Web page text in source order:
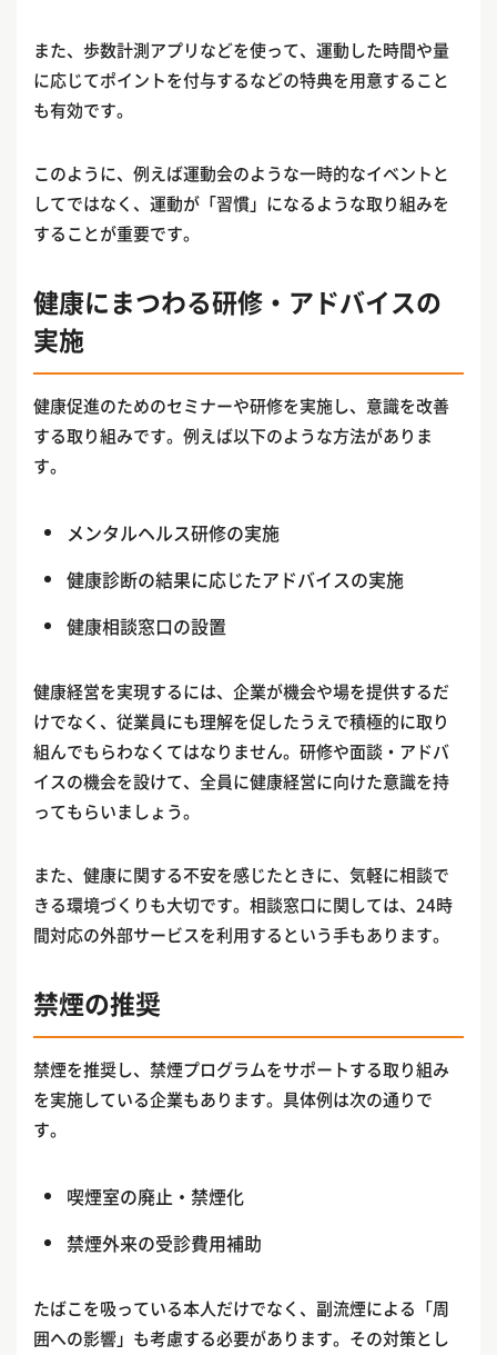
また、歩数計測アプリなどを使って、運動した時間や量
に応じてポイントを付与するなどの特典を用意すること
も有効です。
このように、例えば運動会のような一時的なイベントと
してではなく、運動が「習慣」になるような取り組みを
することが重要です。
健康にまつわる研修・アドバイスの
実施
健康促進のためのセミナーや研修を実施し、意識を改善
する取り組みです。例えば以下のような方法がありま
す。
メンタルヘルス研修の実施
健康診断の結果に応じたアドバイスの実施
健康相談窓口の設置
健康経営を実現するには、企業が機会や場を提供するだ
けでなく、従業員にも理解を促したうえで積極的に取り
組んでもらわなくてはなりません。研修や面談・アドバ
イスの機会を設けて、全員に健康経営に向けた意識を持
ってもらいましょう。
また、健康に関する不安を感じたときに、気軽に相談で
きる環境づくりも大切です。相談窓口に関しては、24時
間対応の外部サービスを利用するという手もあります。
禁煙の推奨
禁煙を推奨し、禁煙プログラムをサポートする取り組み
を実施している企業もあります。具体例は次の通りで
す。
喫煙室の廃止・禁煙化
禁煙外来の受診費用補助
たばこを吸っている本人だけでなく、副流煙による「周
囲への影響」も考慮する必要があります。その対策とし